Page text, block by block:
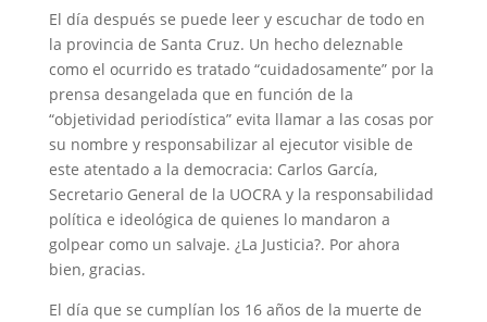
El día después se puede leer y escuchar de todo en
la provincia de Santa Cruz. Un hecho deleznable
como el ocurrido es tratado “cuidadosamente” por la
prensa desangelada que en función de la
“objetividad periodística” evita llamar a las cosas por
su nombre y responsabilizar al ejecutor visible de
este atentado a la democracia: Carlos García,
Secretario General de la UOCRA y la responsabilidad
política e ideológica de quienes lo mandaron a
golpear como un salvaje. ¿La Justicia?. Por ahora
bien, gracias.
El día que se cumplían los 16 años de la muerte de